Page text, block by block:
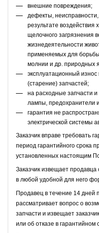
внешние повреждения;
дефекты,
результате воздействия
щелочного загрязнения
жизнедеятельности
применяемых для борьбы
молнии и др. природных
эксплуатационный
(старение) запчастей;
на расходные запчасти
лампы, предохранители
гарантия не
электрической системы
Заказчик вправе требовать
период гарантийного срока
установленных настоящим
Заказчик извещает продавца
в любой удобной для него
Продавец в течение 14 дней
рассматривает вопрос о
запчасти и извещает
или об отказе в гарантийном